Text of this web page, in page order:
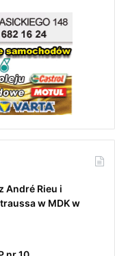
André Rieu i
w MDK w